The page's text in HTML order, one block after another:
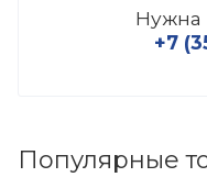
Нужна
+7
Популярные